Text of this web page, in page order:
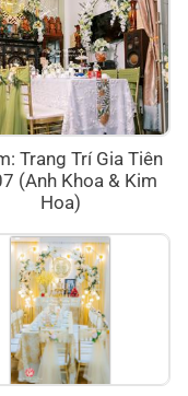
Trang Trí Gia Tiên
(Anh Khoa & Kim
Hoa)